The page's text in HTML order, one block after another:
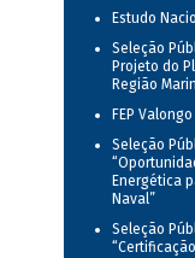
Estudo
Seleção
Projeto do
Região
FEP
Seleção
Energética
Naval”
Seleção